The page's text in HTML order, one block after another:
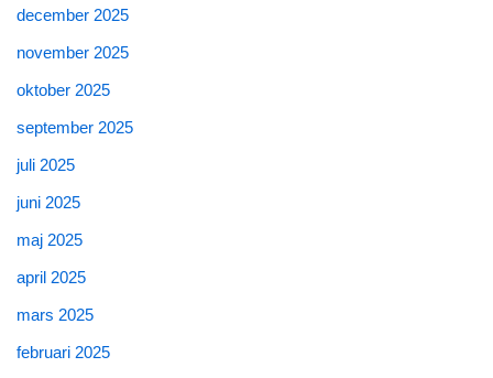
december 2025
november 2025
oktober 2025
september 2025
juli 2025
juni 2025
maj 2025
april 2025
mars 2025
februari 2025